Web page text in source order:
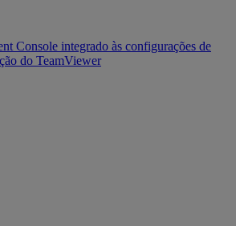
Console integrado às configurações de
do TeamViewer